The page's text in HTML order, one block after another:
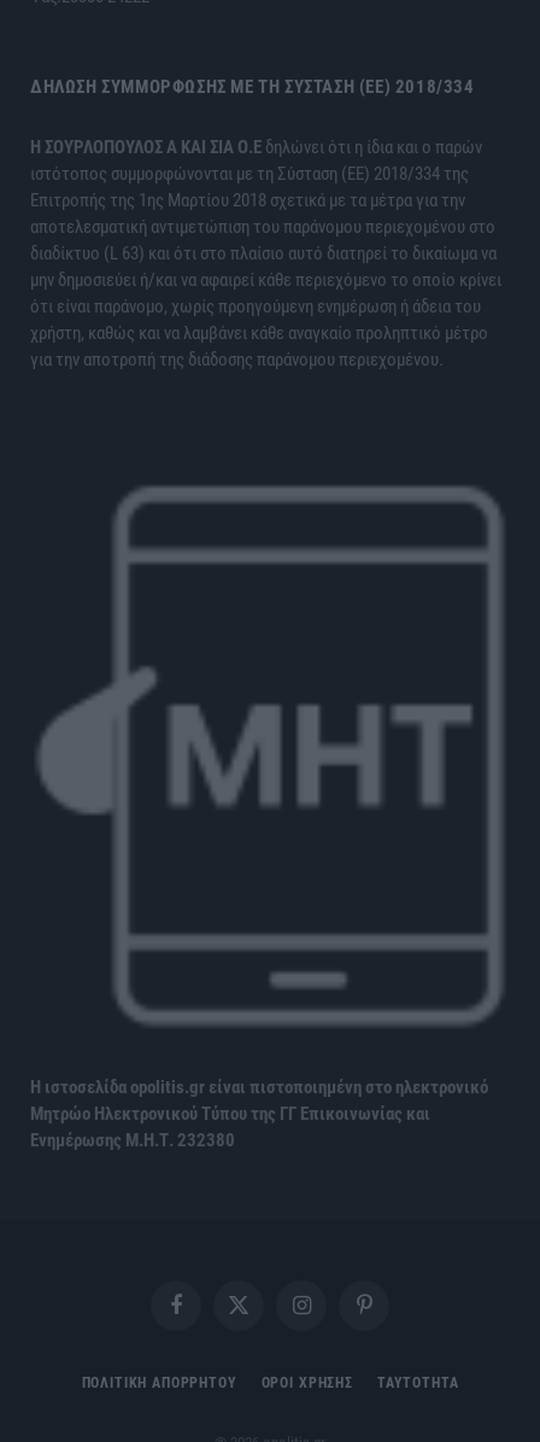
ΔΉΛΩΣΗ ΣΥΜΜΌΡΦΩΣΗΣ ΜΕ ΤΗ ΣΎΣΤΑΣΗ (ΕΕ) 2018/334
H ΣΟΥΡΛΟΠΟΥΛΟΣ Α ΚΑΙ ΣΙΑ Ο.Ε δηλώνει ότι η ίδια και ο παρών
ιστότοπος συμμορφώνονται με τη Σύσταση (ΕΕ) 2018/334 της
Επιτροπής της 1ης Μαρτίου 2018 σχετικά με τα μέτρα για την
αποτελεσματική αντιμετώπιση του παράνομου περιεχομένου στο
διαδίκτυο (L 63) και ότι στο πλαίσιο αυτό διατηρεί το δικαίωμα να
μην δημοσιεύει ή/και να αφαιρεί κάθε περιεχόμενο το οποίο κρίνει
ότι είναι παράνομο, χωρίς προηγούμενη ενημέρωση ή άδεια του
χρήστη, καθώς και να λαμβάνει κάθε αναγκαίο προληπτικό μέτρο
για την αποτροπή της διάδοσης παράνομου περιεχομένου.
Η ιστοσελίδα opolitis.gr είναι πιστοποιημένη στο ηλεκτρονικό
Μητρώο Ηλεκτρονικού Τύπου της ΓΓ Επικοινωνίας και
Ενημέρωσης Μ.Η.Τ. 232380
FacebookX
InstagramPinterest
ΠΟΛΙΤΙΚΗ ΑΠΟΡΡΗΤΟΥ ΟΡΟΙ ΧΡΗΣΗΣ ΤΑΥΤΟΤΗΤΑ